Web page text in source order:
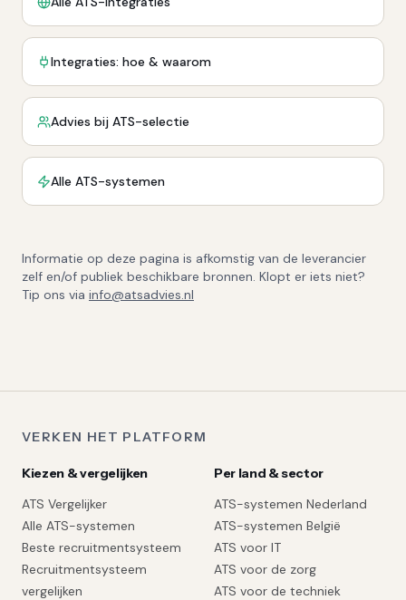
Integraties: hoe & waarom
Advies bij ATS-selectie
Alle ATS-systemen
Informatie op deze pagina is afkomstig van de leverancier
zelf en/of publiek beschikbare bronnen. Klopt er iets niet?
Tip ons via info@atsadvies.nl
VERKEN HET PLATFORM
Kiezen & vergelijken
ATS Vergelijker
Alle ATS-systemen
Beste recruitmentsysteem
Recruitmentsysteem
vergelijken
Per land & sector
ATS-systemen Nederland
ATS-systemen België
ATS voor IT
ATS voor de zorg
ATS voor de techniek